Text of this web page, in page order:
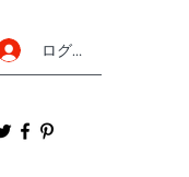
ログイン